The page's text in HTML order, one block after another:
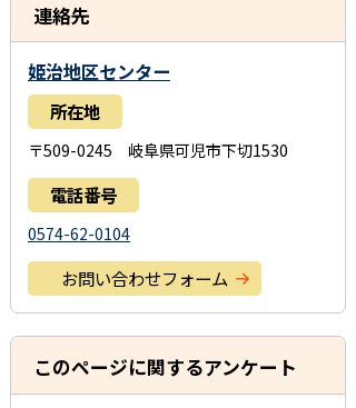
連絡先
姫治地区センター
所在地
〒509-0245 岐阜県可児市下切1530
電話番号
0574-62-0104
お問い合わせフォーム
このページに関するアンケート